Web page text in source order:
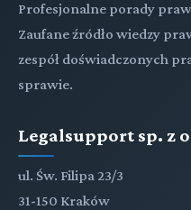
Profesjonalne porady
Zaufane źródło wiedzy
zespół doświadczonych
sprawie.
Legalsupport sp. z
ul. Św. Filipa 23/3
31-150 Kraków